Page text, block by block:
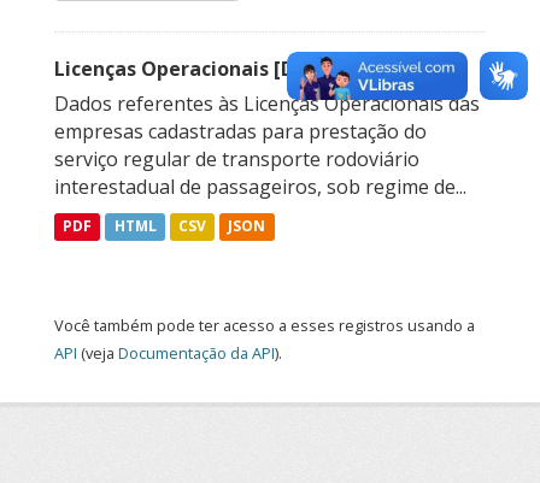
Licenças Operacionais [Descontinuado]
Dados referentes às Licenças Operacionais das
empresas cadastradas para prestação do
serviço regular de transporte rodoviário
interestadual de passageiros, sob regime de...
PDF HTML CSV JSON
Você também pode ter acesso a esses registros usando a
API (veja Documentação da API).